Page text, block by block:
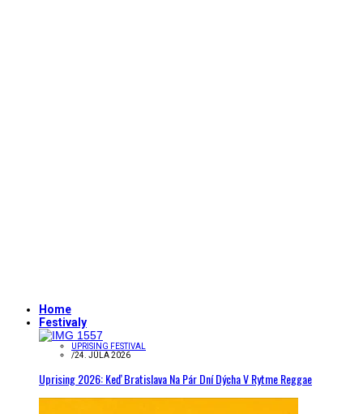
Home
Festivaly
UPRISING FESTIVAL
/24. JÚLA 2026
Uprising 2026: Keď Bratislava Na Pár Dní Dýcha V Rytme Reggae